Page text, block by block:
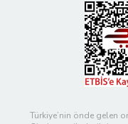
Türkiye’nin önde gelen